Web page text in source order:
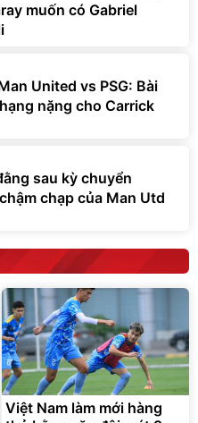
muốn có Gabriel
United vs PSG: Bài
nặng cho Carrick
sau kỳ chuyển
chạp của Man Utd
Việt Nam làm mới hàng